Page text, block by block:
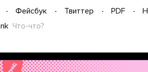
Фейсбук Твиттер PDF
Что-что?